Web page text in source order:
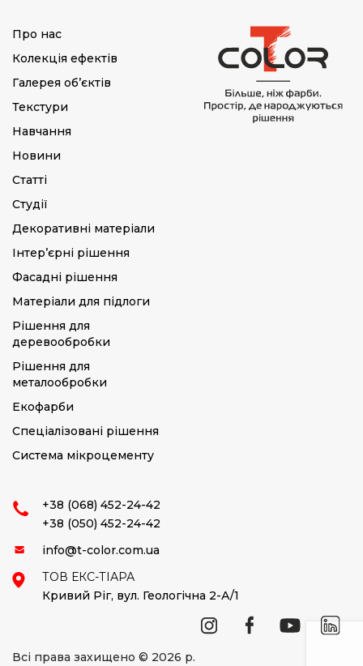
Про нас
Колекція ефектів
Галерея об’єктів
Текстури
Навчання
Новини
Статті
Студії
Декоративні матеріали
Інтер’єрні рішення
Фасадні рішення
Матеріали для підлоги
Рішення для
деревообробки
Рішення для
металообробки
Екофарби
Спеціалізовані рішення
Система мікроцементу
+38 (068) 452-24-42
+38 (050) 452-24-42
info@t-color.com.ua
ТОВ ЕКС-ТІАРА
Кривий Ріг, вул. Геологічна 2-А/1
Всі права захищено © 2026 р.